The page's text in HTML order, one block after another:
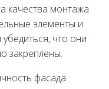
качества монтажа.
элементы и
что они
закреплены.
фасада.